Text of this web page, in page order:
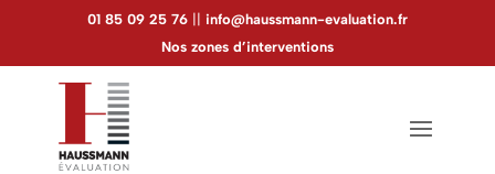
Panneau de gestion des cookies
01 85 09 25 76|| info@haussmann-evaluation.fr
Nos zones d’interventions